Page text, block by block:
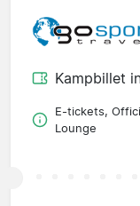
Kampbillet
E-tickets,
Lounge